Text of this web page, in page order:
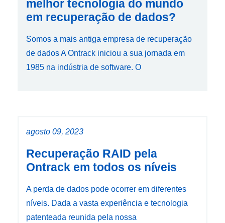
melhor tecnologia do mundo
em recuperação de dados?
Somos a mais antiga empresa de recuperação
de dados A Ontrack iniciou a sua jornada em
1985 na indústria de software. O
agosto 09, 2023
Recuperação RAID pela
Ontrack em todos os níveis
A perda de dados pode ocorrer em diferentes
níveis. Dada a vasta experiência e tecnologia
patenteada reunida pela nossa